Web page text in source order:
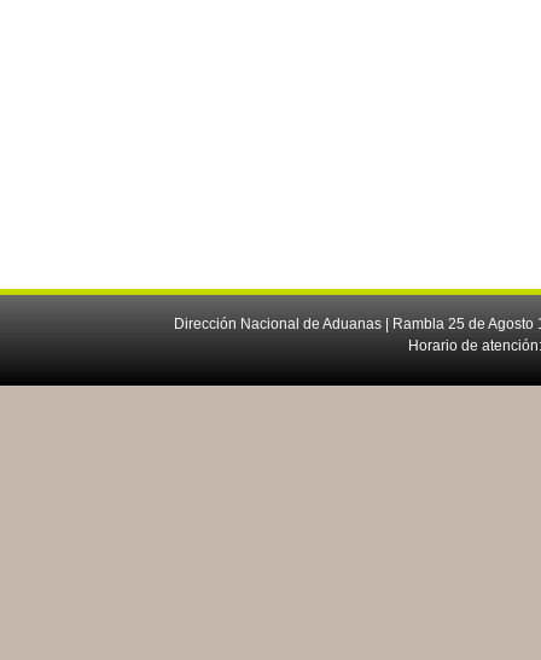
Dirección Nacional de Aduanas | Rambla 25 de
Horario de